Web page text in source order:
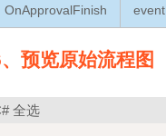
OnApprovalFinish event
预览原始流程图
全选